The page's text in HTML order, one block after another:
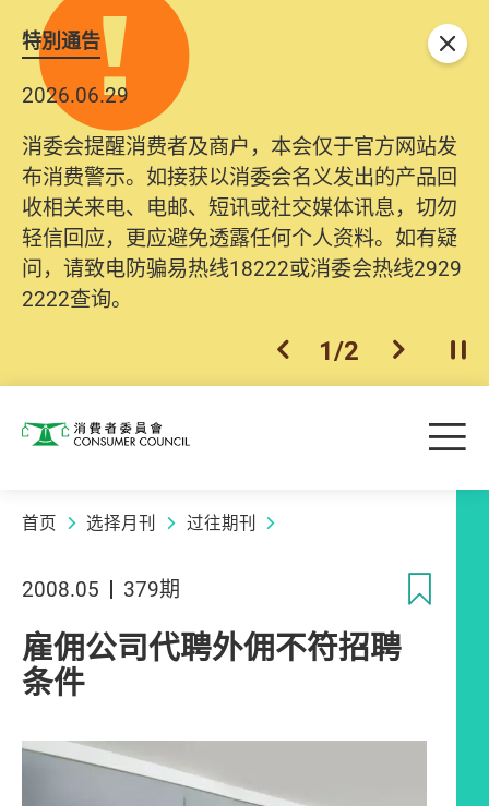
特別通告
2026.06.29
消委会提醒消费者及商户，本会仅于官方网站发
布消费警示。如接获以消委会名义发出的产品回
收相关来电、电邮、短讯或社交媒体讯息，切勿
轻信回应，更应避免透露任何个人资料。如有疑
问，请致电防骗易热线18222或消委会热线2929
2222查询。
上一个
1/2 下一个开
关闭
消费者委员会 目
首页 选择月刊 过往期刊
2008.05 379期
雇佣公司代聘外佣不符招聘
条件